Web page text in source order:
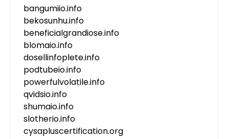
bangumiio.info
bekosunhu.info
beneficialgrandiose.info
blomaio.info
dosellinfoplete.info
podtubeio.info
powerfulvolatile.info
qvidsio.info
shumaio.info
slotherio.info
cysapluscertification.org